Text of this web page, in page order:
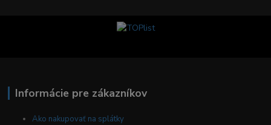
Informácie pre zákazníkov
Ako nakupovať na splátky